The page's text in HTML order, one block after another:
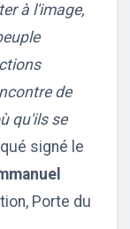
à l'image,
de
qu'ils se
signé le
Porte du